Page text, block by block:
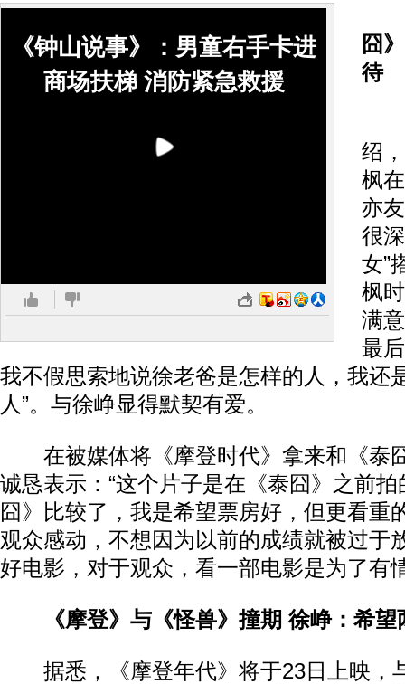
《钟山说事》：男童右手卡进
商场扶梯 消防紧急救援
囧
待
绍
枫
亦
很
女”
枫
满
最
我不假思索地说徐老爸是怎样的人，我还
人”。与徐峥显得默契有爱。
在被媒体将《摩登时代》拿来和《泰
诚恳表示：“这个片子是在《泰囧》之前
囧》比较了，我是希望票房好，但更看重
观众感动，不想因为以前的成绩就被过于
好电影，对于观众，看一部电影是为了有
《摩登》与《怪兽》撞期 徐峥：希
据悉，《摩登年代》将于23日上映，